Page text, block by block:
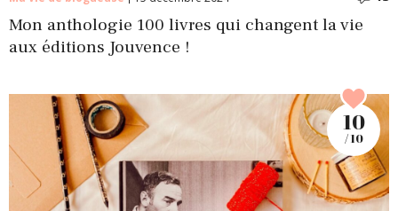
Mon anthologie 100 livres qui changent la vie
aux éditions Jouvence !
10
/ 10